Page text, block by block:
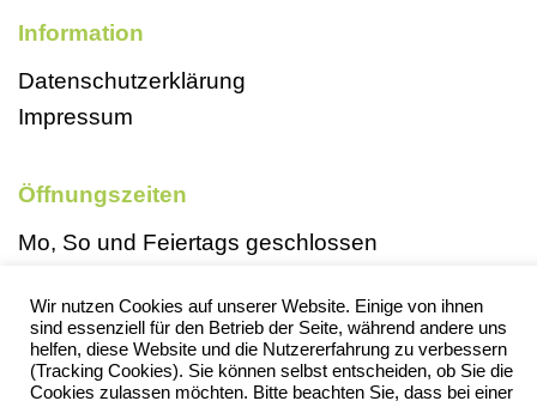
Information
Datenschutzerklärung
Impressum
Öffnungszeiten
Mo, So und Feiertags geschlossen
Mi 13-18 Uhr
Do 13-18 Uhr
Fr 13-18 Uhr
Wir nutzen Cookies auf unserer Website. Einige von ihnen
sind essenziell für den Betrieb der Seite, während andere uns
helfen, diese Website und die Nutzererfahrung zu verbessern
(Tracking Cookies). Sie können selbst entscheiden, ob Sie die
Cookies zulassen möchten. Bitte beachten Sie, dass bei einer